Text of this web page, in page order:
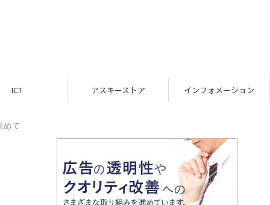
ICT アスキーストア インフォメーション
めて